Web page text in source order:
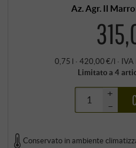
Az. Agr. Il
0,75 l · 420,00 €/l · IVA
Limitato a 4
+
–
Conservato in ambiente